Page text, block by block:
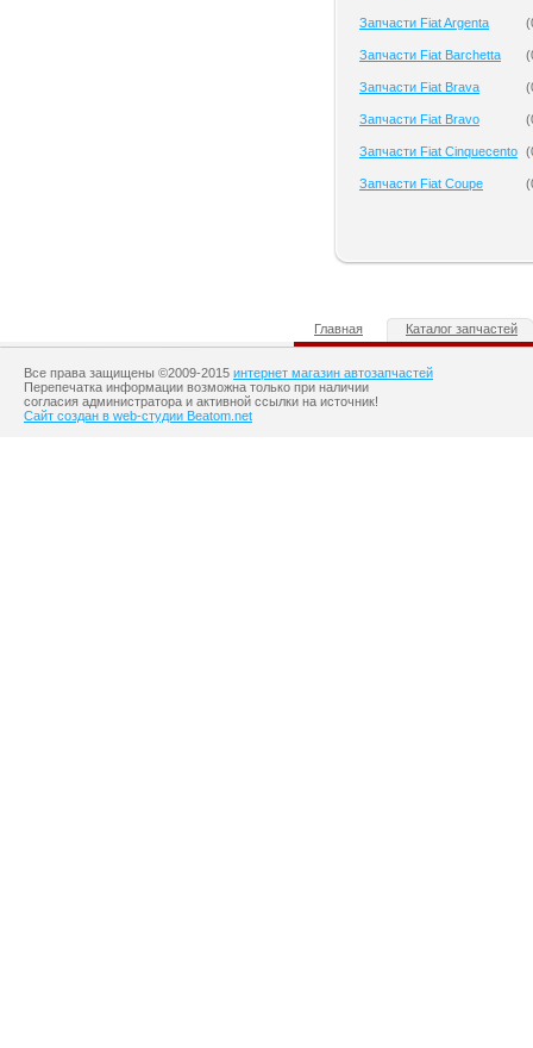
Запчасти Fiat Argenta (
Запчасти Fiat Barchetta (
Запчасти Fiat Brava (
Запчасти Fiat Bravo (
Запчасти Fiat Cinquecento (
Запчасти Fiat Coupe (
Главная Каталог запчастей
Все права защищены ©2009-2015 интернет магазин автозапчастей
Перепечатка информации возможна только при наличии
согласия администратора и активной ссылки на источник!
Сайт создан в web-студии Beatom.net